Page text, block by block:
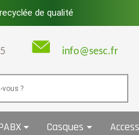
de qualité
95 info@sesc.fr
Casques